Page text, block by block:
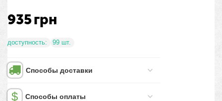
935грн
доступность: 99 шт.
Способы доставки
Способы оплаты